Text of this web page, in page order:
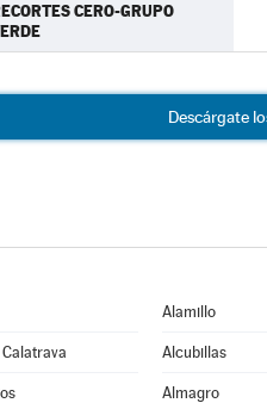
CERO-GRUPO
Descárgate
Alamillo
Alcubillas
Almagro